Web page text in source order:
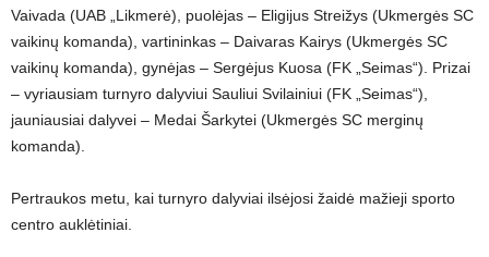
Vaivada (UAB „Likmerė), puolėjas – Eligijus Streižys (Ukmergės SC
vaikinų komanda), vartininkas – Daivaras Kairys (Ukmergės SC
vaikinų komanda), gynėjas – Sergėjus Kuosa (FK „Seimas“). Prizai
– vyriausiam turnyro dalyviui Sauliui Svilainiui (FK „Seimas“),
jauniausiai dalyvei – Medai Šarkytei (Ukmergės SC merginų
komanda).
Pertraukos metu, kai turnyro dalyviai ilsėjosi žaidė mažieji sporto
centro auklėtiniai.